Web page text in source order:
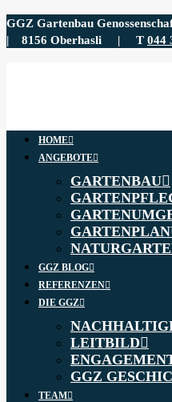
GGZ Gartenbau
| 8156 Oberhasli | T 044
HOME
ANGEBOTE
GARTENBAU
GGZ BLOG
REFERENZEN
DIE GGZ
LEITBILD
GGZ
TEAM